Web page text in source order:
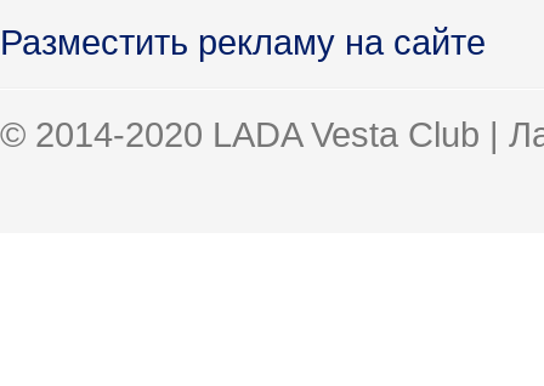
Разместить рекламу на сайте
© 2014-2020 LADA Vesta Club |